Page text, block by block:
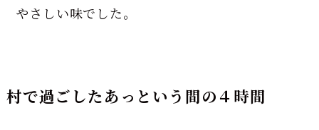
やさしい味でした。
村で過ごしたあっという間の４時間